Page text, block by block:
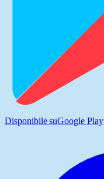
Disponibile suGoogle Play